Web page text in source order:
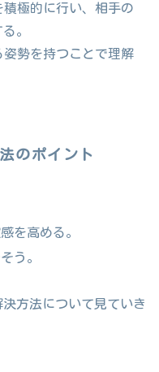
極的に行い、相手の
。
勢を持つことで理解
のポイント
を高める。
う。
方法について見ていき